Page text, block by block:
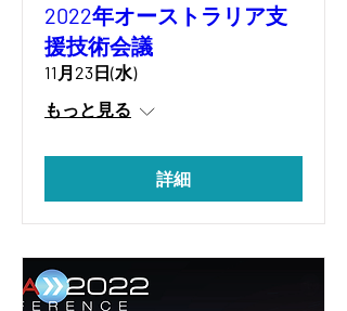
2022年オーストラリア支
援技術会議
11月23日(水)
もっと見る
詳細